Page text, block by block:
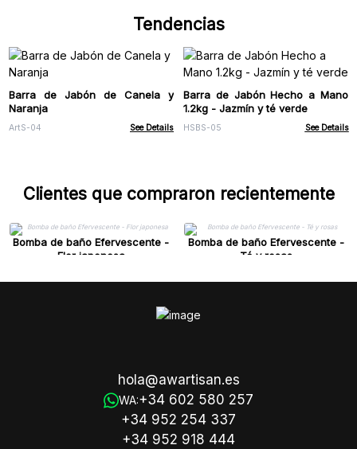
Tendencias
Barra de Jabón de Canela y
Naranja
ArtS-04 See Details
Barra de Jabón Hecho a Mano
1.2kg - Jazmín y té verde
HSBS-05 See Details
Clientes que compraron recientemente
Bomba de baño Efervescente -
Flor japonesa
Bomba de baño Efervescente -
Té y rosas
hola@awartisan.es
WA:+34 602 580 257
+34 952 254 337
+34 952 918 444